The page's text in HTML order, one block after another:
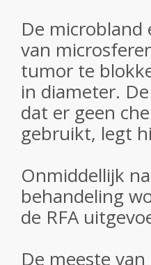
De
van
tumor te
in diameter.
dat er geen
gebruikt, legt
Onmiddellijk
behandeling
de RFA
De meeste